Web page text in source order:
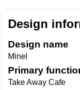
Design
Design name
Minel
Primary
Take Away Cafe